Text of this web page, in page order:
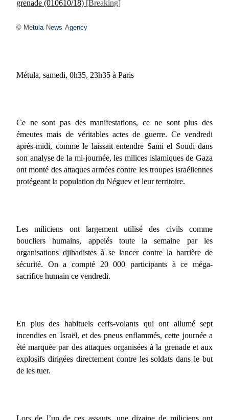
grenade (010610/18) [Breaking]
© Metula News Agency
Métula, samedi, 0h35, 23h35 à Paris
Ce ne sont pas des manifestations, ce ne sont plus des
émeutes mais de véritables actes de guerre. Ce vendredi
après-midi, comme le laissait entendre Sami el Soudi dans
son analyse de la mi-journée, les milices islamiques de Gaza
ont monté des attaques armées contre les troupes israéliennes
protégeant la population du Néguev et leur territoire.
Les miliciens ont largement utilisé des civils comme
boucliers humains, appelés toute la semaine par les
organisations djihadistes à se lancer contre la barrière de
sécurité. On a compté 20 000 participants à ce méga-
sacrifice humain ce vendredi.
En plus des habituels cerfs-volants qui ont allumé sept
incendies en Israël, et des pneus enflammés, cette journée a
été marquée par des attaques organisées à la grenade et aux
explosifs dirigées directement contre les soldats dans le but
de les tuer.
Lors de l’un de ces assauts, une dizaine de miliciens ont